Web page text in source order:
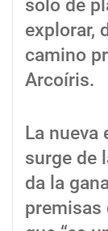
solo de
explorar,
camino
Arcoíris.
La nueva
surge de
da la
premisas